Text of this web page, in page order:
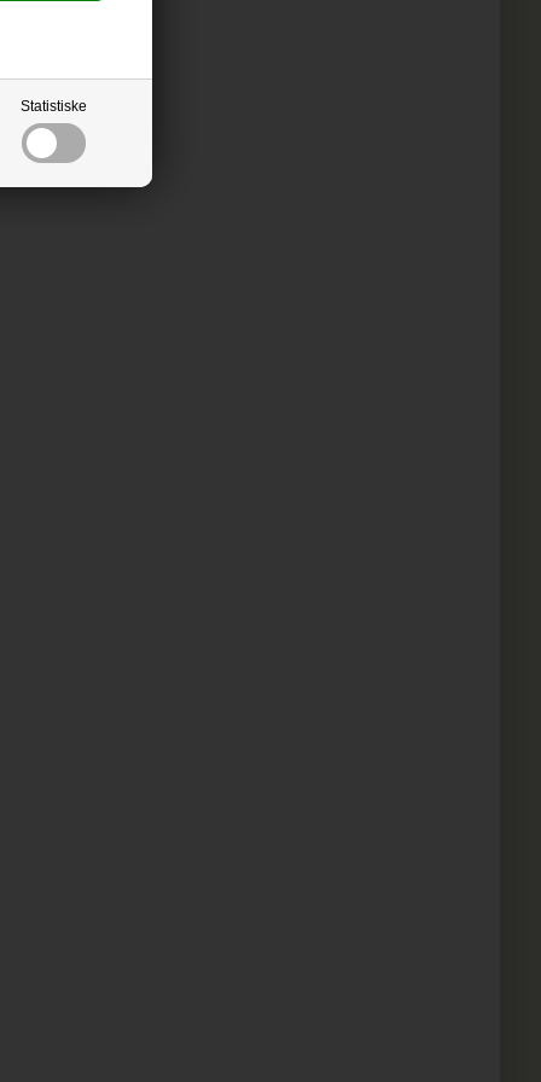
Statistiske